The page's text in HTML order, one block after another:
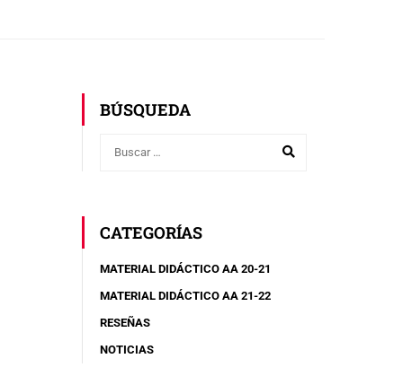
BÚSQUEDA
CATEGORÍAS
MATERIAL DIDÁCTICO AA 20-21
MATERIAL DIDÁCTICO AA 21-22
RESEÑAS
NOTICIAS